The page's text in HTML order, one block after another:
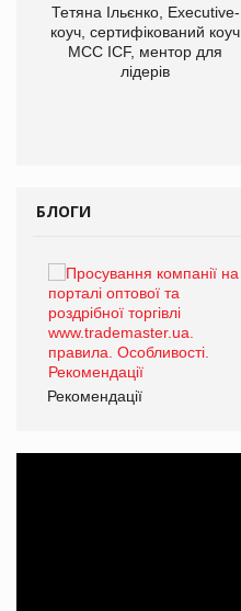
Тетяна Ільєнко, Executive-
коуч, сертифікований коуч
МСС ICF, ментор для
лідерів
БЛОГИ
Рекомендації